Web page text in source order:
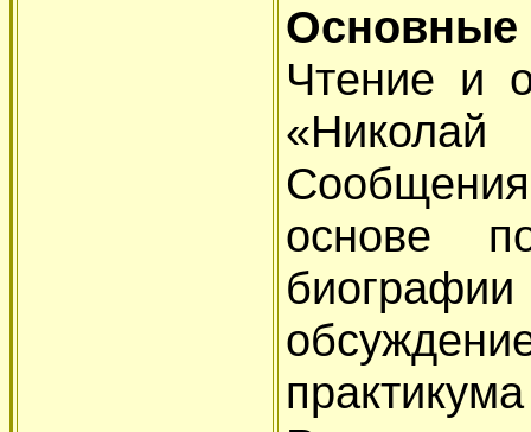
Основные
Чтение и
Сообщения
основе